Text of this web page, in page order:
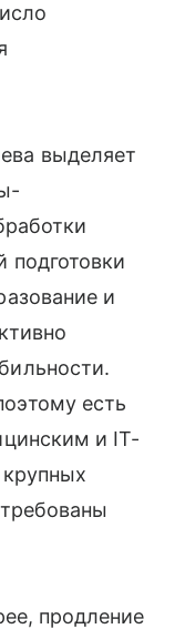
выделяет
и
есть
и IT-
продление